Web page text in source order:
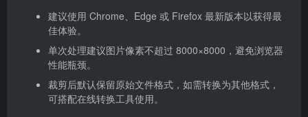
建议使用 Chrome、Edge 或 Firefox 最新版本以获得最
佳体验。
单次处理建议图片像素不超过 8000×8000，避免浏览器
性能瓶颈。
裁剪后默认保留原始文件格式，如需转换为其他格式，
可搭配在线转换工具使用。